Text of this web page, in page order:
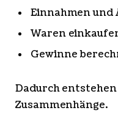
Einnahmen und
Waren
Gewinne
Dadurch
Zusammenhänge.